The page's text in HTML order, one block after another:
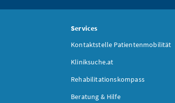
Services
Kontaktstelle Patientenmobilität
Kliniksuche.at
Rehabilitationskompass
Beratung & Hilfe